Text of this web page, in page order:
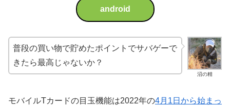
android
沼の精
普段の買い物で貯めたポイントでサバゲーで
きたら最高じゃないか？
モバイルTカードの目玉機能は2022年の4月1日から始まっ